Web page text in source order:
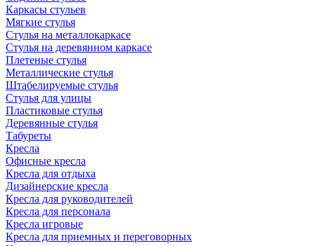
Каркасы стульев
Мягкие стулья
Стулья на металлокаркасе
Стулья на деревянном каркасе
Плетеные стулья
Металлические стулья
Штабелируемые стулья
Стулья для улицы
Пластиковые стулья
Деревянные стулья
Табуреты
Кресла
Офисные кресла
Кресла для отдыха
Дизайнерские кресла
Кресла для руководителей
Кресла для персонала
Кресла игровые
Кресла для приемных и переговорных